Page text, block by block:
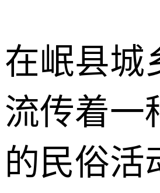
在岷县城
流传着一
的民俗